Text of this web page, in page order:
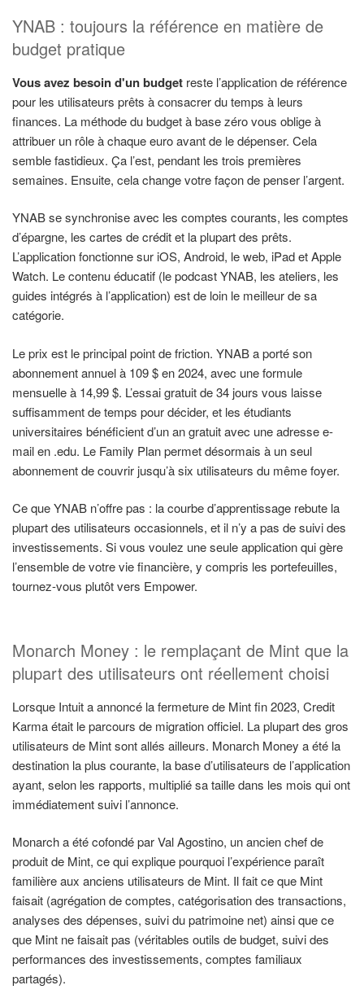
YNAB : toujours la référence en matière de
budget pratique
Vous avez besoin d'un budget reste l’application de référence
pour les utilisateurs prêts à consacrer du temps à leurs
finances. La méthode du budget à base zéro vous oblige à
attribuer un rôle à chaque euro avant de le dépenser. Cela
semble fastidieux. Ça l’est, pendant les trois premières
semaines. Ensuite, cela change votre façon de penser l’argent.
YNAB se synchronise avec les comptes courants, les comptes
d’épargne, les cartes de crédit et la plupart des prêts.
L’application fonctionne sur iOS, Android, le web, iPad et Apple
Watch. Le contenu éducatif (le podcast YNAB, les ateliers, les
guides intégrés à l’application) est de loin le meilleur de sa
catégorie.
Le prix est le principal point de friction. YNAB a porté son
abonnement annuel à 109 $ en 2024, avec une formule
mensuelle à 14,99 $. L’essai gratuit de 34 jours vous laisse
suffisamment de temps pour décider, et les étudiants
universitaires bénéficient d’un an gratuit avec une adresse e-
mail en .edu. Le Family Plan permet désormais à un seul
abonnement de couvrir jusqu’à six utilisateurs du même foyer.
Ce que YNAB n’offre pas : la courbe d’apprentissage rebute la
plupart des utilisateurs occasionnels, et il n’y a pas de suivi des
investissements. Si vous voulez une seule application qui gère
l’ensemble de votre vie financière, y compris les portefeuilles,
tournez-vous plutôt vers Empower.
Monarch Money : le remplaçant de Mint que la
plupart des utilisateurs ont réellement choisi
Lorsque Intuit a annoncé la fermeture de Mint fin 2023, Credit
Karma était le parcours de migration officiel. La plupart des gros
utilisateurs de Mint sont allés ailleurs. Monarch Money a été la
destination la plus courante, la base d’utilisateurs de l’application
ayant, selon les rapports, multiplié sa taille dans les mois qui ont
immédiatement suivi l’annonce.
Monarch a été cofondé par Val Agostino, un ancien chef de
produit de Mint, ce qui explique pourquoi l’expérience paraît
familière aux anciens utilisateurs de Mint. Il fait ce que Mint
faisait (agrégation de comptes, catégorisation des transactions,
analyses des dépenses, suivi du patrimoine net) ainsi que ce
que Mint ne faisait pas (véritables outils de budget, suivi des
performances des investissements, comptes familiaux
partagés).